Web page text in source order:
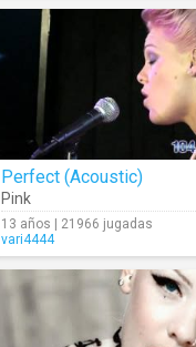
Perfect (Acoustic)
Pink
13 años | 21966 jugadas
vari4444